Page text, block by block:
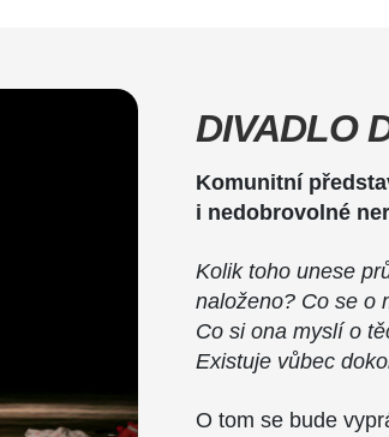
DIVADLO
Komunitní
i nedobrovolné
Kolik toho unese
naloženo? Co se o
Co si ona myslí o
Existuje vůbec
O tom se bude